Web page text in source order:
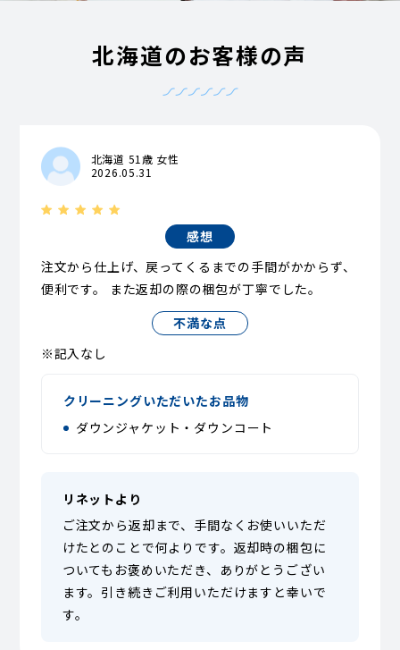
北海道のお客様の声
北海道 51歳 女性
2026.05.31
感想
注文から仕上げ、戻ってくるまでの手間がかからず、
便利です。 また返却の際の梱包が丁寧でした。
不満な点
※記入なし
クリーニングいただいたお品物
ダウンジャケット・ダウンコート
リネットより
ご注文から返却まで、手間なくお使いいただ
けたとのことで何よりです。返却時の梱包に
ついてもお褒めいただき、ありがとうござい
ます。引き続きご利用いただけますと幸いで
す。